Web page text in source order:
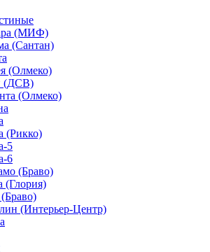
(МИФ)
(Сантан)
(Олмеко)
(ДСВ)
(Олмеко)
(Рикко)
5
6
(Браво)
(Глория)
(Интерьер-Центр)